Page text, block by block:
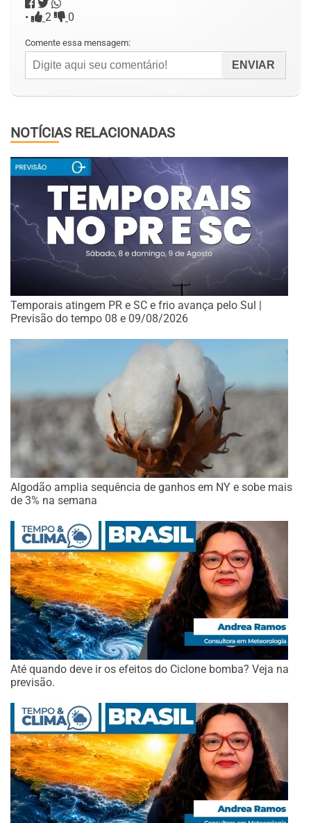
• 2 0
Comente essa mensagem:
NOTÍCIAS RELACIONADAS
Temporais atingem PR e SC e frio avança pelo Sul |
Previsão do tempo 08 e 09/08/2026
Algodão amplia sequência de ganhos em NY e sobe mais
de 3% na semana
Até quando deve ir os efeitos do Ciclone bomba? Veja na
previsão.